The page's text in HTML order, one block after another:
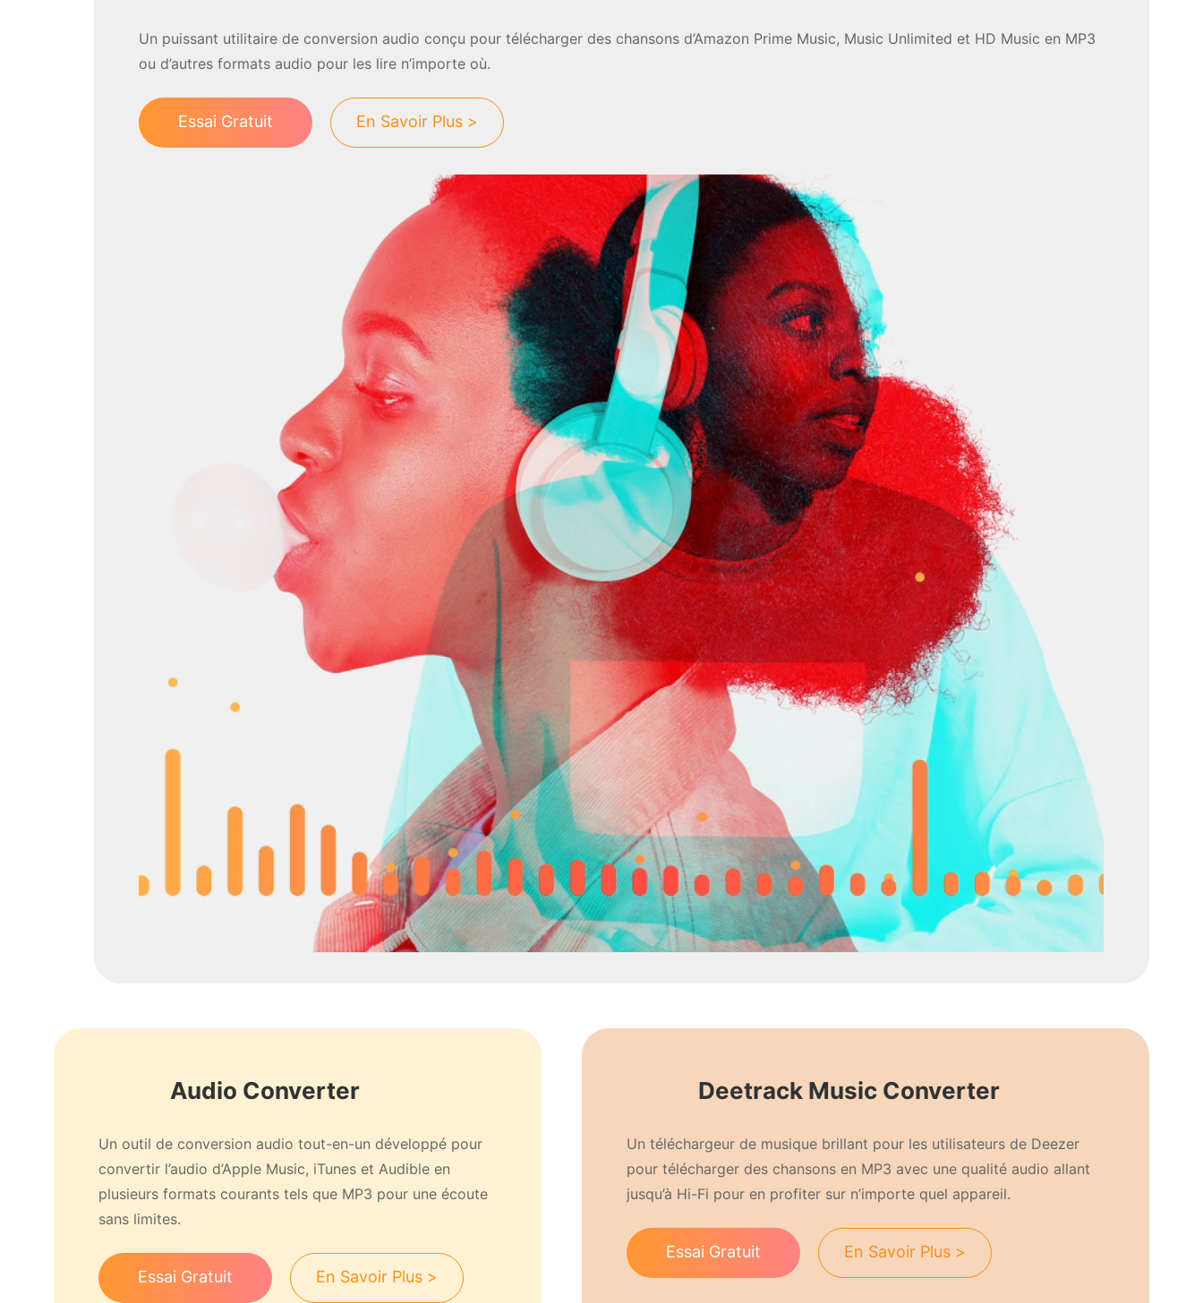
Un puissant utilitaire de conversion audio conçu pour télécharger des chansons d’Amazon Prime Music, Music Unlimited et HD Music en MP3
ou d’autres formats audio pour les lire n’importe où.
Essai Gratuit En Savoir Plus >
Audio Converter
Un outil de conversion audio tout-en-un développé pour
convertir l’audio d’Apple Music, iTunes et Audible en
plusieurs formats courants tels que MP3 pour une écoute
sans limites.
Essai Gratuit En Savoir Plus >
Deetrack Music Converter
Un téléchargeur de musique brillant pour les utilisateurs de Deezer
pour télécharger des chansons en MP3 avec une qualité audio allant
jusqu’à Hi-Fi pour en profiter sur n’importe quel appareil.
Essai Gratuit En Savoir Plus >